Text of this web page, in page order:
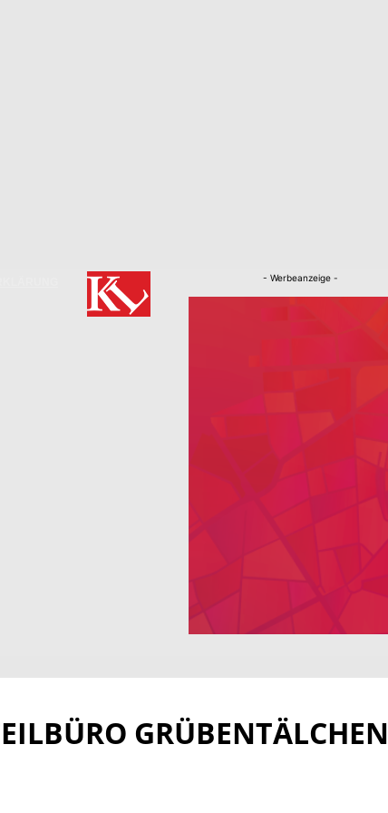
- Werbeanzeige -
GRÜBENTÄLCHEN